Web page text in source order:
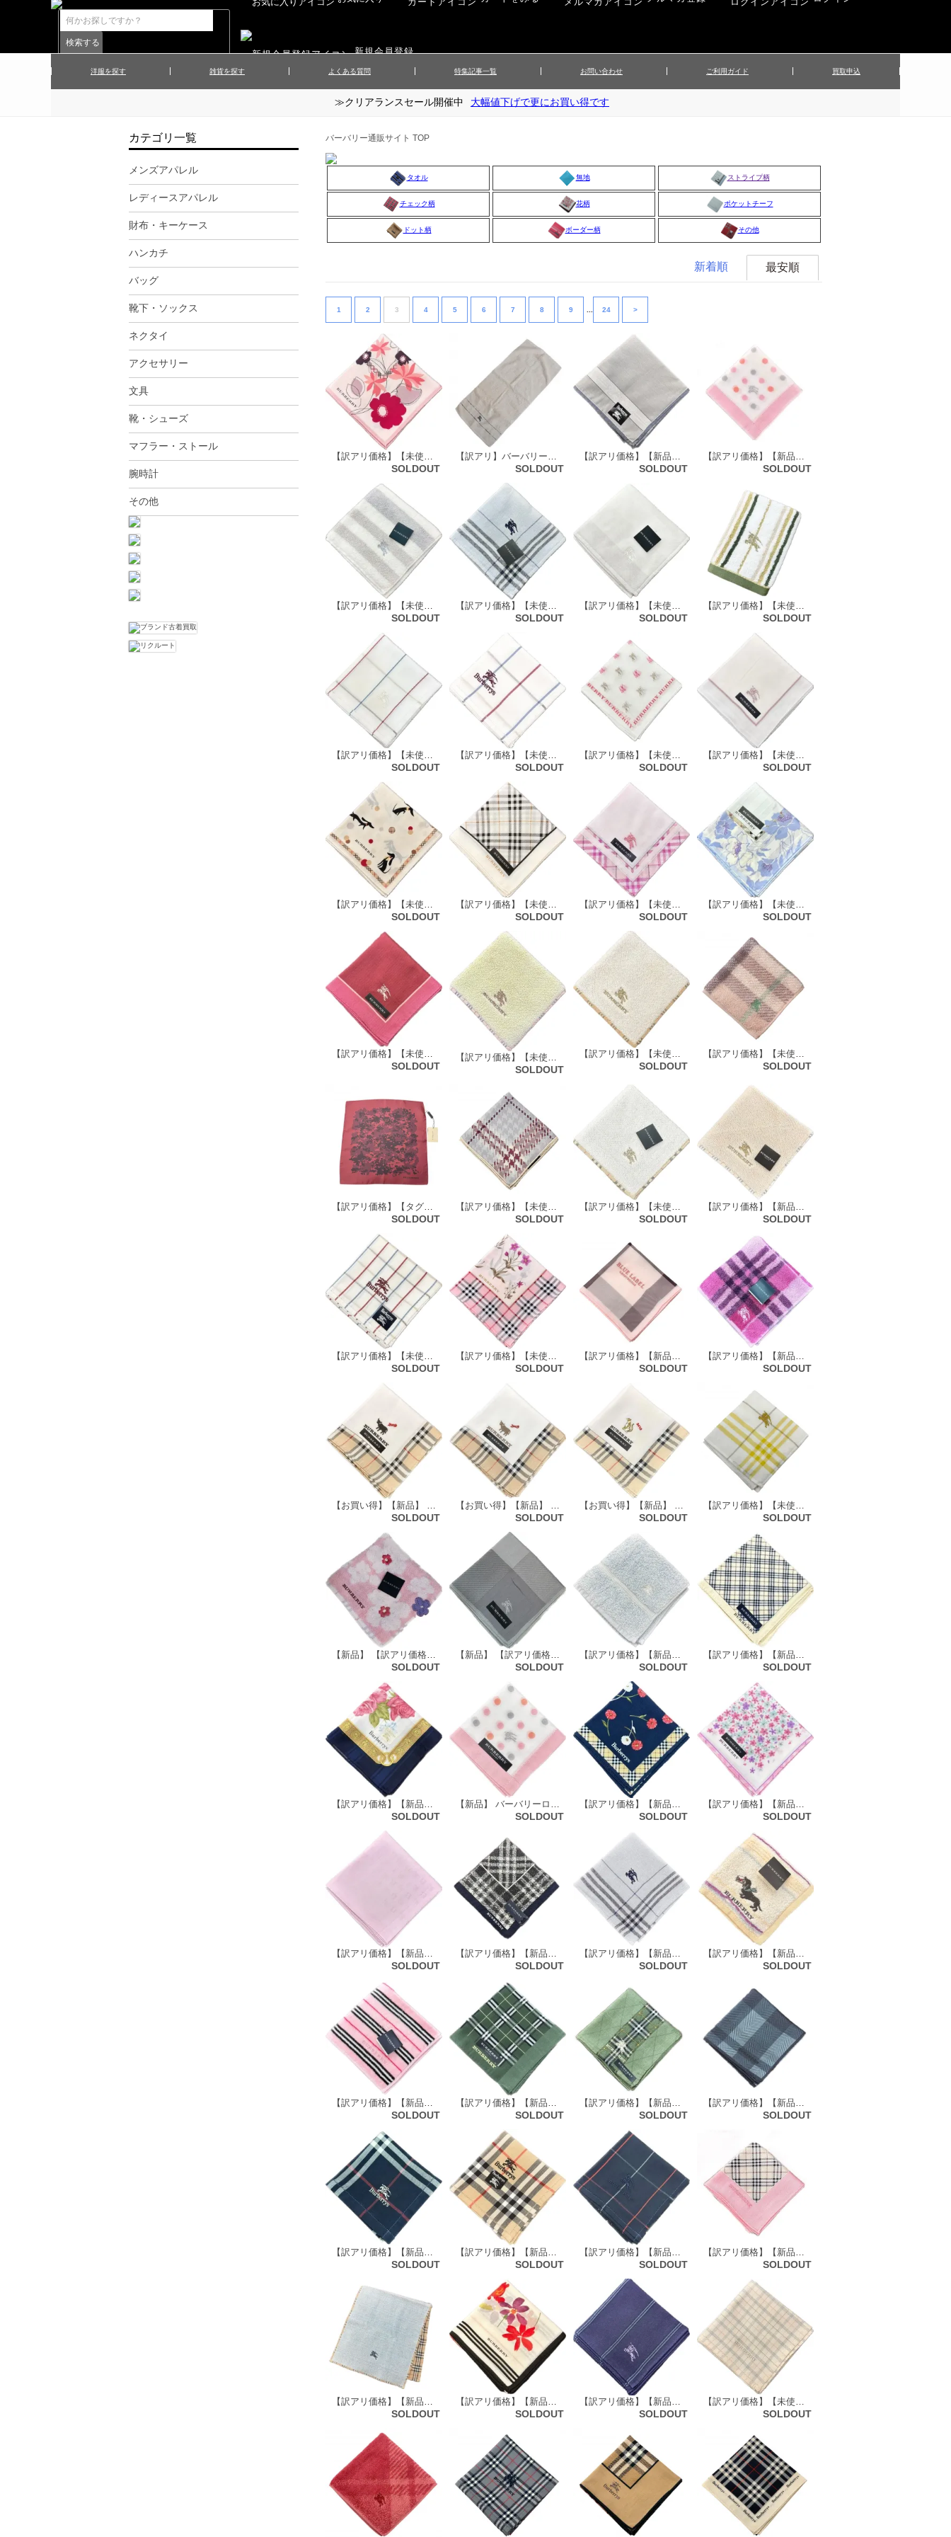
新規会員登録
洋服を探す
▲メンズニット
▲レディースワンピース ▲レディーススカート
雑貨を探す
▲財布・キーケース
▲アクセサリー ▲靴下・ソックス
▲マフラー／ストール
よくある質問 特集記事一覧 お問い合わせ ご利用ガイド 買取申込
≫クリアランスセール開催中 大幅値下げで更にお買い得です
バーバリー通販サイト TOP
タオル
チェック柄
ドット柄
無地
花柄
ボーダー柄
ストライプ柄
ポケットチーフ
その他
最安順
新着順
1 2 3 4 5 6 7 8 9 24 >
【訳アリ価格】【未使用品】 バーバリーロンドン BURBERRY LONDON ハンカチ 大判（花柄）64825
SOLDOUT
【訳アリ】バーバリーロンドン フェイスタオル 64888
SOLDOUT
【訳アリ価格】【新品】 バーバリーズ Burberrys ハンカチ（無地×ホースマーク柄）64783
SOLDOUT
【訳アリ価格】【新品】 バーバリーロンドン BURBERRY LONDON ミニ ハンカチ（ドット柄） 64853
SOLDOUT
【訳アリ価格】【未使用品】 バーバリーロンドン BURBERRY LONDON タオルハンカチ 72134
SOLDOUT
【訳アリ価格】【未使用品】 バーバリーロンドン BURBERRY LONDON タオルハンカチ 70494
SOLDOUT
【訳アリ価格】【未使用品】 バーバリーロンドン BURBERRY LONDON タオルハンカチ 72178
SOLDOUT
【訳アリ価格】【未使用品】 バーバリーロンドン BURBERRY LONDON 大判 タオルハンカチ 69169
SOLDOUT
【訳アリ価格】【未使用品】 バーバリーロンドン BURBERRY LONDON ハンカチ（柄）70413
SOLDOUT
【訳アリ価格】【未使用品】 バーバリーズ Burberrys ハンカチ（チェック柄） 60136
SOLDOUT
【訳アリ価格】【未使用品】 バーバリーロンドン BURBERRY LONDON ハンカチ（ホースマーク×ロゴ柄）59408
SOLDOUT
【訳アリ価格】【未使用品】 バーバリーロンドン BURBERRY LONDON ハンカチ（無地×フレーム×ホースマーク刺繍柄）68770
SOLDOUT
【訳アリ価格】【未使用品】 バーバリーロンドン BURBERRY LONDON ハンカチ（DOG柄）69020
SOLDOUT
【訳アリ価格】【未使用品】 バーバリーロンドン BURBERRY LONDON ハンカチ（チェック柄）68893
SOLDOUT
【訳アリ価格】【未使用品】 バーバリーロンドン BURBERRY LONDON ハンカチ（チェックトリム柄）69292
SOLDOUT
【訳アリ価格】【未使用品】 バーバリーロンドン BURBERRY LONDON ハンカチ（花柄）69001
SOLDOUT
【訳アリ価格】【未使用品】 バーバリーロンドン BURBERRY LONDON ハンカチ（無地×ホースマーク刺繍柄）68913
SOLDOUT
【訳アリ価格】【未使用品】 バーバリーロンドン BURBERRY LONDON タオルハンカチ 60375
SOLDOUT
【訳アリ価格】【未使用品】 バーバリーロンドン BURBERRY LONDON タオルハンカチ 60377
SOLDOUT
【訳アリ価格】【未使用品】 バーバリーロンドン BURBERRY LONDON ハンドタオル 50733
SOLDOUT
【訳アリ価格】【タグ付き】 バーバリーロンドン BURBERRY LONDON メンズ ポケットチーフ ボルドー系 y-000739
SOLDOUT
【訳アリ価格】【未使用品】 バーバリーロンドン BURBERRY LONDON 大判ハンカチ （千鳥柄チェック）パープル系 58002
SOLDOUT
【訳アリ価格】【未使用品】 バーバリーロンドン BURBERRY LONDON タオルハンカチ 60916
SOLDOUT
【訳アリ価格】【新品】 バーバリーロンドン BURBERRY LONDON タオルハンカチ 73264
SOLDOUT
【訳アリ価格】【未使用品】 バーバリーズ Burberrys ハンカチ（チェック柄）61443
SOLDOUT
【訳アリ価格】【未使用品】 バーバリーロンドン BURBERRY LONDON ハンカチ（チェックトリム×花柄）61640
SOLDOUT
【訳アリ価格】【新品】BLUE LABEL CRESTBRIDGE ブルーレーベル クレストブリッジ ハンカチ （ブロックチェック柄）73384
SOLDOUT
【訳アリ価格】【新品】 バーバリーロンドン BURBERRY LONDON タオルハンカチ 72113
SOLDOUT
【お買い得】【新品】 バ・ーバリーロンドン BURBERRY LONDON ハンカチ（チェックトリム柄・牛・2009年モデル）71906
SOLDOUT
【お買い得】【新品】 バーバリーロンドン BURBERRY LONDON ハンカチ（チェックトリム柄・牛・2009年モデル）71905
SOLDOUT
【お買い得】【新品】 バ・ーバリーロンドン BURBERRY LONDON ハンカチ（チェックトリム柄・虎・2010年モデル）72197
SOLDOUT
【訳アリ価格】【未使用品】 バーバリーロンドン BURBERRY LONDON ハンドタオル 50721
SOLDOUT
【新品】 【訳アリ価格】バーバリーロンドン BURBERRY LONDON タオルハンカチ 72110
SOLDOUT
【新品】 【訳アリ価格】バーバリーロンドン BURBERRY LONDON ハンカチ（無地）64806
SOLDOUT
【訳アリ価格】【新品】 バーバリーロンドン BURBERRY LONDON 大判 タオルハンカチ 64887
SOLDOUT
【訳アリ価格】【新品】 バーバリーロンドン BURBERRY LONDON ハンカチ（チェック柄） 64598
SOLDOUT
【訳アリ価格】【新品】 バーバリーズ Burberrys ハンカチ（花柄）64727
SOLDOUT
【新品】 バーバリーロンドン BURBERRY LONDON ハンカチ ミニ（ドット柄）68981
SOLDOUT
【訳アリ価格】【新品】 バーバリーズ Burberrys ハンカチ（花柄）64787
SOLDOUT
【訳アリ価格】【新品】 バーバリーロンドン BURBERRY LONDON ハンカチ（花柄） 71963
SOLDOUT
【訳アリ価格】【新品】 バーバリーロンドン BURBERRY LONDON ハンカチ（ロゴ柄）51277
SOLDOUT
【訳アリ価格】【新品】 バーバリーロンドン BURBERRY LONDON 大判 ハンカチ 絹×綿混（チェック柄） 64856
SOLDOUT
【訳アリ価格】【新品】 バーバリーロンドン BURBERRY LONDON ガーゼ タオルハンカチ 59440
SOLDOUT
【訳アリ価格】【新品】 バーバリーロンドン BURBERRY LONDON ミニ タオルハンカチ 66717
SOLDOUT
【訳アリ価格】【新品】 バーバリーロンドン BURBERRY LONDON タオルハンカチ 72114
SOLDOUT
【訳アリ価格】【新品】 バーバリーロンドン BURBERRY LONDON ハンカチ（チェック柄） 59266
SOLDOUT
【訳アリ価格】【新品】 バーバリーロンドン BURBERRY LONDON ハンカチ（チェック柄）64764
SOLDOUT
【訳アリ価格】【新品】 バーバリーロンドン BURBERRY LONDON ハンカチ（ブロックチェック柄） 70461
SOLDOUT
【訳アリ価格】【新品】 バーバリーズ Burberrys ハンカチ（チェック柄） 64835
SOLDOUT
【訳アリ価格】【新品】 バーバリーズ Burberrys ハンカチ（チェック柄） 64294
SOLDOUT
【訳アリ価格】【新品】 バーバリーロンドン BURBERRY LONDON ハンカチ（チェック柄）60245
SOLDOUT
【訳アリ価格】【新品】 バーバリーロンドン BURBERRY LONDON ハンカチ（チェック柄）64851
SOLDOUT
【訳アリ価格】【新品】 バーバリーロンドン BURBERRY LONDON フェイスタオル 73494
SOLDOUT
【訳アリ価格】【新品】 バーバリーロンドン BURBERRY LONDON ハンカチ（花柄） 61639
SOLDOUT
【訳アリ価格】【新品】 バーバリーロンドン BURBERRY LONDON ハンカチ（ストライプ柄） 64170
SOLDOUT
【訳アリ価格】【未使用品】 バーバリーロンドン BURBERRY LONDON ハンカチ（チェック柄）60216
SOLDOUT
カテゴリ一覧
メンズアパレル
レディースアパレル
財布・キーケース
ハンカチ
バッグ
靴下・ソックス
ネクタイ
アクセサリー
文具
靴・シューズ
マフラー・ストール
腕時計
その他